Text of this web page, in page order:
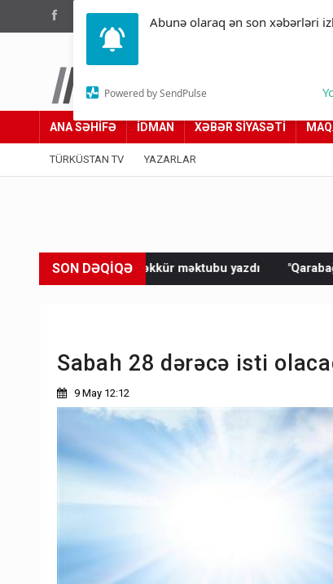
Abunə olaraq ən son xəbərləri
Powered by SendPulse
(012) 449
Türküstan.az
Adımız yolumuzdur
ANA SƏHİFƏ İDMAN XƏBƏR SİYASƏTİ
TÜRKÜSTAN TV YAZARLAR
SON DƏQİQƏ
məktubu yazdı "Qarabağ" "Dinamo"ya məğlub
Sabah 28 dərəcə isti
9 May 12:12